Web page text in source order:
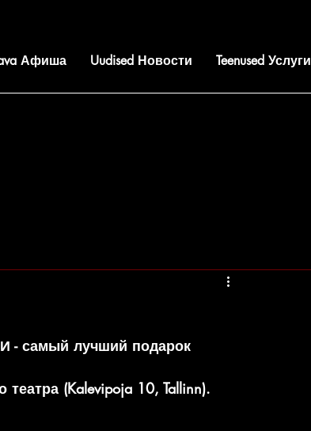
Афиша Uudised Новости Teenused Услуги
- самый лучший подарок
(Kalevipoja 10, Tallinn).